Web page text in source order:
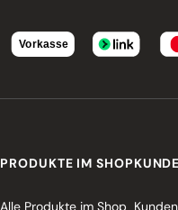
PRODUKTE IM SHOP
Alle Produkte im Shop